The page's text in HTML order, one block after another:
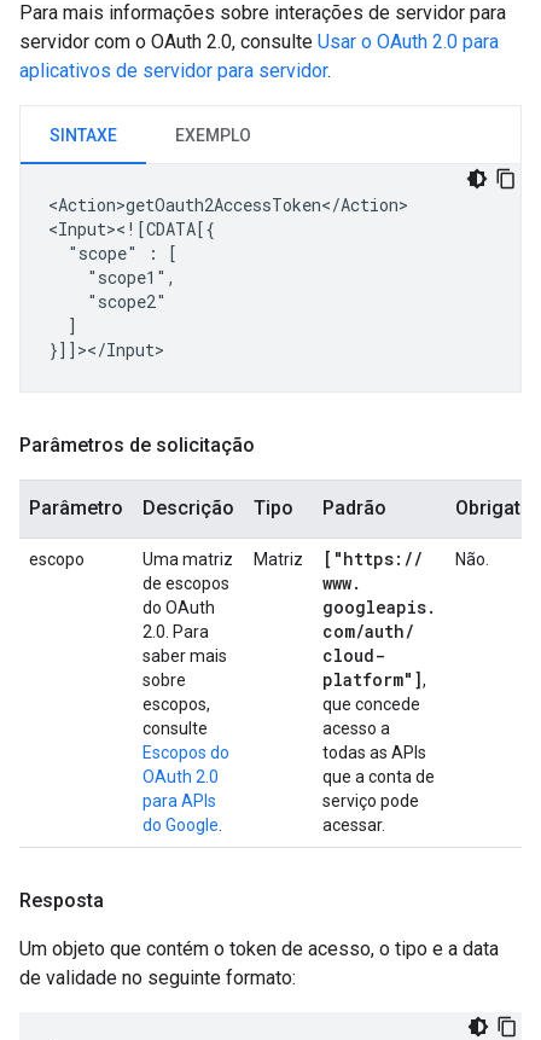
Para mais informações sobre interações de servidor para
servidor com o OAuth 2.0, consulte Usar o OAuth 2.0 para
aplicativos de servidor para servidor.
SINTAXE EXEMPLO
<Action>getOauth2AccessToken</Action>
"scope"
:
]
Parâmetros de solicitação
Parâmetro Descrição Tipo Padrão
escopo
Uma matriz
de escopos
do OAuth
2.0. Para
saber mais
sobre
escopos,
consulte
Escopos do
OAuth 2.0
para APIs
do Google
Matriz ["https: //
www.
googleapis.
com/auth/
cloud-
platform"],
que concede
acesso a
todas as APIs
que a conta de
serviço pode
acessar.
Não.
Resposta
Um objeto que contém o token de acesso, o tipo e a data
de validade no seguinte formato: